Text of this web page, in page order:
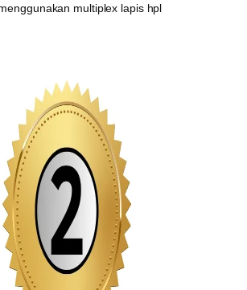
multiplex lapis hpl